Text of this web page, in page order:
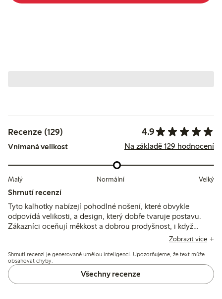
Recenze (129) 4.9
Vnímaná velikost Na základě 129 hodnocení
Malý Normální Velký
Shrnutí recenzí
Tyto kalhotky nabízejí pohodlné nošení, které obvykle
odpovídá velikosti, a design, který dobře tvaruje postavu.
Zákazníci oceňují měkkost a dobrou prodyšnost, i když
někteří zmiňují, že materiál působí méně přirozeně veZobrazit více
Shrnutí recenzí je generované umělou inteligencí. Upozorňujeme, že text může
obsahovat chyby.
Všechny recenze